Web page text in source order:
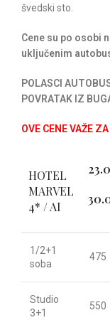
švedski sto.
Cene su po osobi
uključenim
POLASCI
POVRATAK IZ
OVE CENE VAŽE
HOTEL
MARVEL
4* / AI
1/2+1
soba
475
Studio
3+1
550